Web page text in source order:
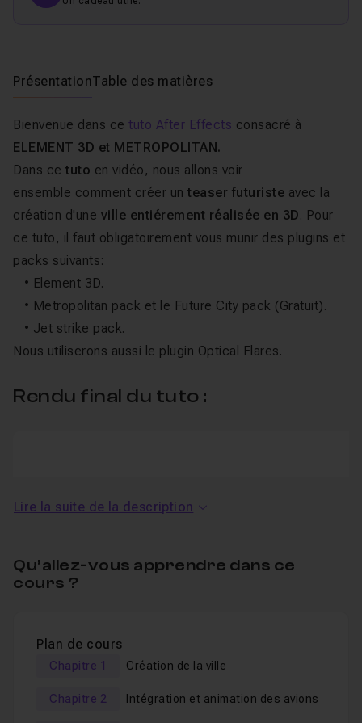
PrésentationTable des matières
Bienvenue dans ce tuto After Effects consacré à
ELEMENT 3D et METROPOLITAN.
Dans ce tuto en vidéo, nous allons voir
ensemble comment créer un teaser futuriste avec la
création d'une ville entiérement réalisée en 3D. Pour
ce tuto, il faut obligatoirement vous munir des plugins et
packs suivants:
• Element 3D.
• Metropolitan pack et le Future City pack (Gratuit).
• Jet strike pack.
Nous utiliserons aussi le plugin Optical Flares.
Rendu final du tuto :
This service is not activated.
Lire la suite de la description
Qu’allez-vous apprendre dans ce
cours ?
Plan de cours
Chapitre 1 Création de la ville
Chapitre 2 Intégration et animation des avions